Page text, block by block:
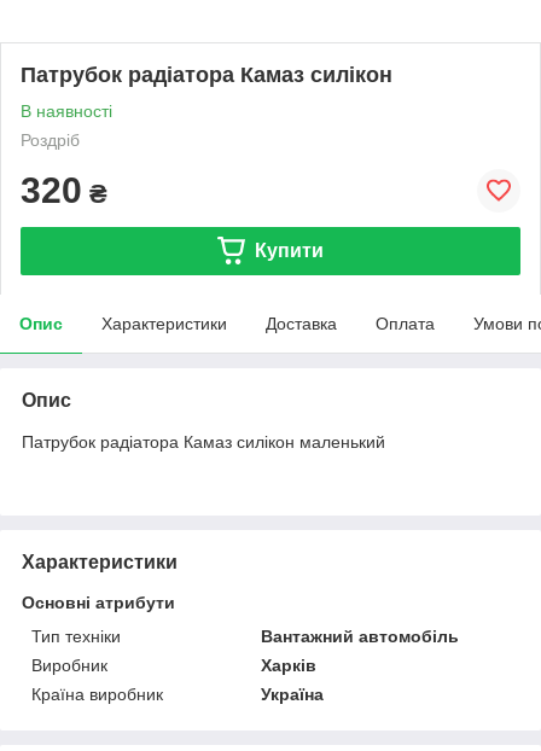
Патрубок радіатора Камаз силікон
В наявності
Роздріб
320 ₴
Купити
Опис Характеристики Доставка Оплата Умови
Опис
Патрубок радіатора Камаз силікон маленький
Характеристики
Основні атрибути
Тип техніки
Вантажний автомобіль
Виробник
Харків
Країна виробник
Україна